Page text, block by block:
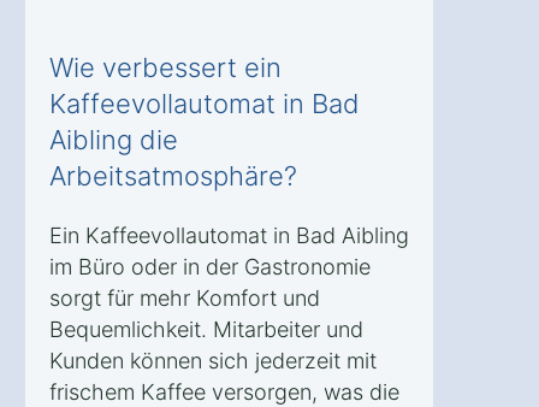
Wie verbessert ein
Kaffeevollautomat in Bad
Aibling die
Arbeitsatmosphäre?
Ein Kaffeevollautomat in Bad Aibling
im Büro oder in der Gastronomie
sorgt für mehr Komfort und
Bequemlichkeit. Mitarbeiter und
Kunden können sich jederzeit mit
frischem Kaffee versorgen, was die